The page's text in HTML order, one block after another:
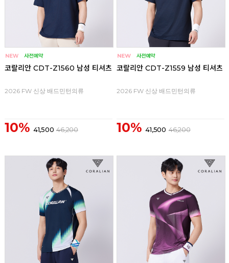
코랄리안 CDT-Z1560 남성 티셔츠
2026 FW 신상 배드민턴의류
10% 41,500 46,200
코랄리안 CDT-Z1559 남성 티셔츠
2026 FW 신상 배드민턴의류
10% 41,500 46,200